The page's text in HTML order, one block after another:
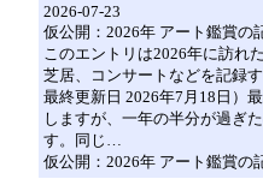
2026-07-23
仮公開：2026年 アート鑑賞の
このエントリは2026年に訪れ
芝居、コンサートなどを記録
最終更新日 2026年7月18日）
しますが、一年の半分が過ぎ
す。同じ…
仮公開：2026年 アート鑑賞の